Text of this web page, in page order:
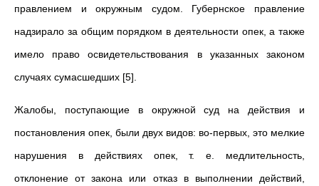
правлением и окружным судом. Губернское правление
надзирало за общим порядком в деятельности опек, а также
имело право освидетельствования в указанных законом
случаях сумасшедших [5].
Жалобы, поступающие в окружной суд на действия и
постановления опек, были двух видов: во-первых, это мелкие
нарушения в действиях опек, т. е. медлительность,
отклонение от закона или отказ в выполнении действий,